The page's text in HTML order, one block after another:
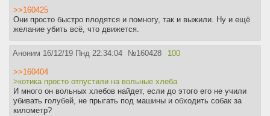
>>160425
Они просто быстро плодятся и помногу, так и выжили. Ну и ещё
желание убить всё, что движется.
Аноним 16/12/19 Пнд 22:34:04 №160428 100
>>160404
>котика просто отпустили на вольные хлеба
И много он вольных хлебов найдет, если до этого его не учили
убивать голубей, не прыгать под машины и обходить собак за
километр?